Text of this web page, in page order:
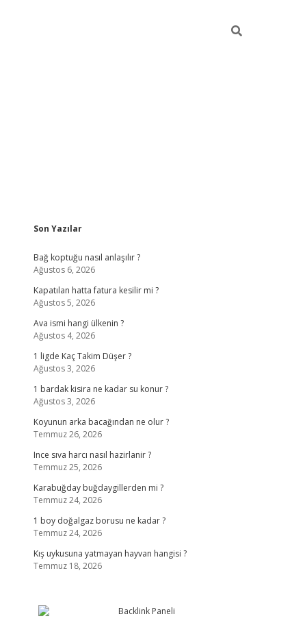
Sidebar
Son Yazılar
Bağ koptuğu nasıl anlaşılır ?
Ağustos 6, 2026
Kapatılan hatta fatura kesilir mi ?
Ağustos 5, 2026
Ava ismi hangi ülkenin ?
Ağustos 4, 2026
1 ligde Kaç Takim Düşer ?
Ağustos 3, 2026
1 bardak kisira ne kadar su konur ?
Ağustos 3, 2026
Koyunun arka bacağından ne olur ?
Temmuz 26, 2026
Ince sıva harcı nasıl hazirlanir ?
Temmuz 25, 2026
Karabuğday buğdaygillerden mi ?
Temmuz 24, 2026
1 boy doğalgaz borusu ne kadar ?
Temmuz 24, 2026
Kış uykusuna yatmayan hayvan hangisi ?
Temmuz 18, 2026